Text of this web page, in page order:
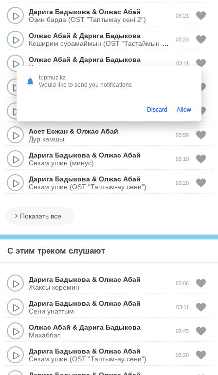
Дарига Бадыкова & Олжас Абай
Озин барда (OST "Таптымау сені 2")
03:21
Олжас Абай & Дарига Бадыкова
03:23
Олжас Абай & Дарига Бадыкова
Унаттым
03:11
Дарига Бадыкова& Олжас Абай
03:39
Асет Есжан & Олжас Абай
Дур камшы
03:59
Дарига Бадыкова & Олжас Абай
Сезим ушин (минус)
03:19
Дарига Бадыкова & Олжас Абай
Сезим ушин (OST “Таптым-ау сени”)
03:20
Показать все
С этим треком слушают
Дарига Бадыкова & Олжас Абай
Жаксы коремин
03:06
Дарига Бадыкова & Олжас Абай
Сени унаттым
03:11
Олжас Абай & Дарига Бадыкова
Махаббат
03:45
Дарига Бадыкова & Олжас Абай
Сезим ушин (OST “Таптым-ау сени”)
03:20
topmuz.kz
Would like to send you notifications
Discard Allow